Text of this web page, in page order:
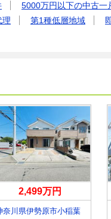
5000万円以下の中古一
理 第1種低層地域
2,499万円
奈川県伊勢原市小稲葉